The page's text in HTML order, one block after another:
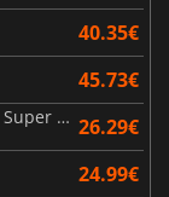
40.35€
45.73€
DRAGON BALL Sparking! ZERO Super Limit Breaking NEO 26.29€
24.99€